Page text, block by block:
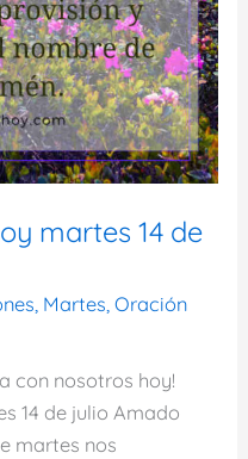
martes 14 de
Martes ,Oración
con nosotros hoy!
14 de julio Amado
martes nos